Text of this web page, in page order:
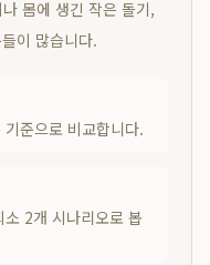
몸에 생긴 작은 돌기,
이 많습니다.
준으로 비교합니다.
2개 시나리오로 봅